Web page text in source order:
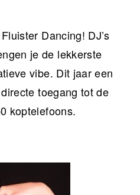
Dancing! DJ’s
je de lekkerste
vibe. Dit jaar een
toegang tot de
koptelefoons.